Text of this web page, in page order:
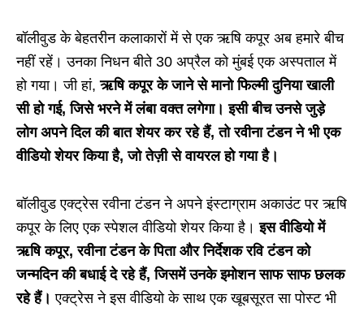
बॉलीवुड के बेहतरीन कलाकारों में से एक ऋषि कपूर अब हमारे बीच
नहीं रहें। उनका निधन बीते 30 अप्रैल को मुंबई एक अस्पताल में
हो गया। जी हां,ऋषि कपूर के जाने से मानो फिल्मी दुनिया खाली
सी हो गई, जिसे भरने में लंबा वक्त लगेगा। इसी बीच उनसे जुड़े
लोग अपने दिल की बात शेयर कर रहे हैं, तो रवीना टंडन ने भी एक
वीडियो शेयर किया है, जो तेज़ी से वायरल हो गया है।
बॉलीवुड एक्ट्रेस रवीना टंडन ने अपने इंस्टाग्राम अकाउंट पर ऋषि
कपूर के लिए एक स्पेशल वीडियो शेयर किया है। इस वीडियो में
ऋषि कपूर, रवीना टंडन के पिता और निर्देशक रवि टंडन को
जन्मदिन की बधाई दे रहे हैं, जिसमें उनके इमोशन साफ साफ छलक
रहे हैं।एक्ट्रेस ने इस वीडियो के साथ एक खूबसूरत सा पोस्ट भी